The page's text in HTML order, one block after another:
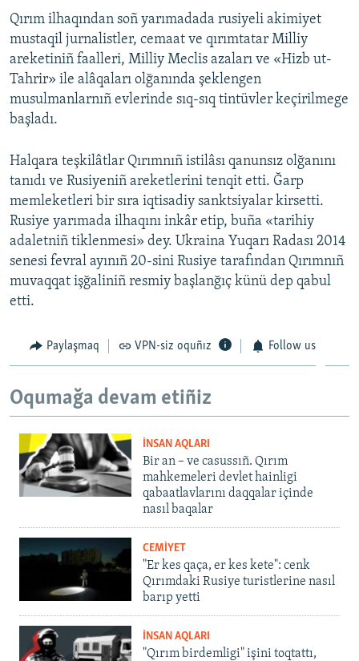
Qırım ilhaqından soñ yarımadada rusiyeli akimiyet
mustaqil jurnalistler, cemaat ve qırımtatar Milliy
areketiniñ faalleri, Milliy Meclis azaları ve «Hizb ut-
Tahrir» ile alâqaları olğanında şeklengen
musulmanlarnıñ evlerinde sıq-sıq tintüvler keçirilmege
başladı.
Halqara teşkilâtlar Qırımnıñ istilâsı qanunsız olğanını
tanıdı ve Rusiyeniñ areketlerini tenqit etti. Ğarp
memleketleri bir sıra iqtisadiy sanktsiyalar kirsetti.
Rusiye yarımada ilhaqını inkâr etip, buña «tarihiy
adaletniñ tiklenmesi» dey. Ukraina Yuqarı Radası 2014
senesi fevral ayınıñ 20-sini Rusiye tarafından Qırımnıñ
muvaqqat işğaliniñ resmiy başlanğıç künü dep qabul
etti.
Paylaşmaq VPN-siz oquñız Follow us
Oqumağa devam etiñiz
İNSAN AQLARI
Bir an – ve casussıñ. Qırım
mahkemeleri devlet hainligi
qabaatlavlarını daqqalar içinde
nasıl baqalar
CEMİYET
"Er kes qaça, er kes kete": cenk
Qırımdaki Rusiye turistlerine nasıl
barıp yetti
İNSAN AQLARI
"Qırım birdemligi" işini toqtattı,